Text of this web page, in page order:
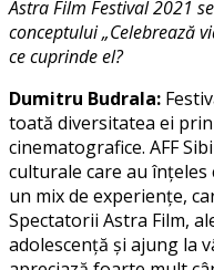
Astra Film Festival 2021
conceptului „Celebrează
ce cuprinde el?
Dumitru Budrala:
toată diversitatea ei
cinematografice. AFF
culturale care au
un mix de experienţe,
Spectatorii Astra Film,
adolescenţă şi ajung la